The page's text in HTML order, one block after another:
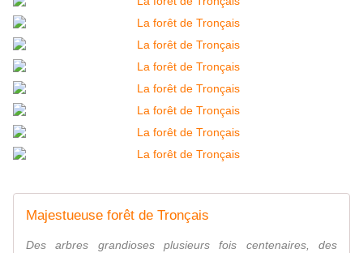
Majestueuse forêt de Tronçais
Des arbres grandioses plusieurs fois centenaires, des